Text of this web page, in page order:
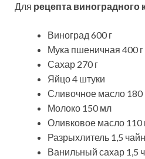
Для рецепта виноградного
Виноград 600 г
Мука пшеничная 400 г
Сахар 270 г
Яйцо 4 штуки
Сливочное масло 180
Молоко 150 мл
Оливковое масло 110
Разрыхлитель 1,5
Ванильный сахар 1,5